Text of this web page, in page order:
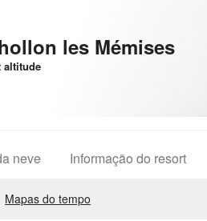
les Mémises
altitude
neve Informação do resort
Mapas do tempo